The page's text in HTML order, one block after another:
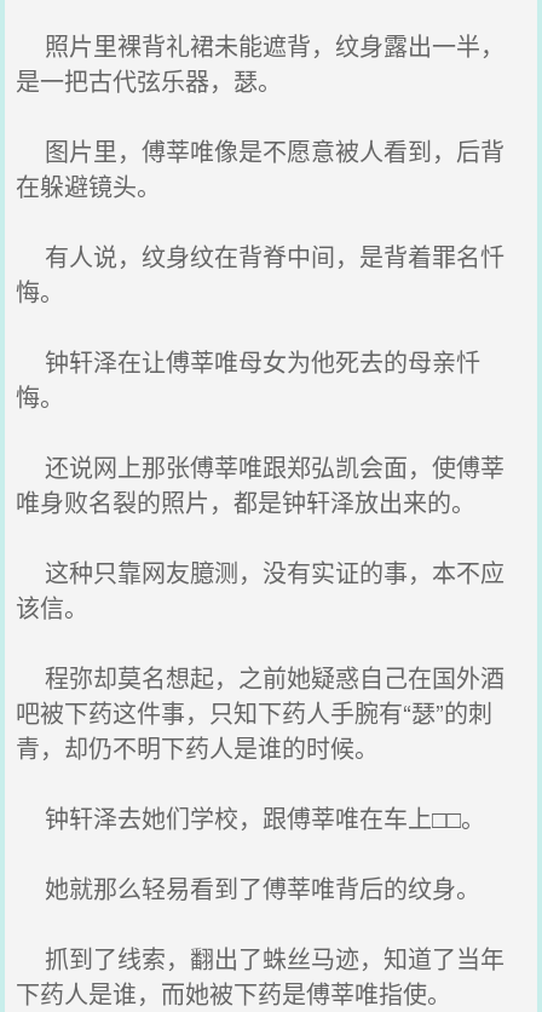
照片里裸背礼裙未能遮背，纹身露出一半，
是一把古代弦乐器，瑟。
图片里，傅莘唯像是不愿意被人看到，后背
在躲避镜头。
有人说，纹身纹在背脊中间，是背着罪名忏
悔。
钟轩泽在让傅莘唯母女为他死去的母亲忏
悔。
还说网上那张傅莘唯跟郑弘凯会面，使傅莘
唯身败名裂的照片，都是钟轩泽放出来的。
这种只靠网友臆测，没有实证的事，本不应
该信。
程弥却莫名想起，之前她疑惑自己在国外酒
吧被下药这件事，只知下药人手腕有“瑟”的刺
青，却仍不明下药人是谁的时候。
钟轩泽去她们学校，跟傅莘唯在车上□□。
她就那么轻易看到了傅莘唯背后的纹身。
抓到了线索，翻出了蛛丝马迹，知道了当年
下药人是谁，而她被下药是傅莘唯指使。